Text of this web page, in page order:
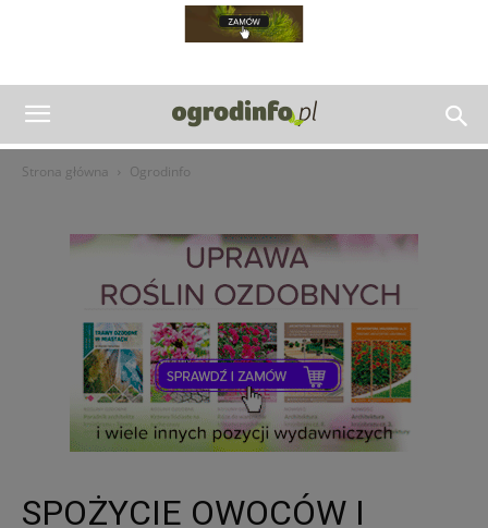
Strona główna Ogrodinfo
SPOŻYCIE OWOCÓW I